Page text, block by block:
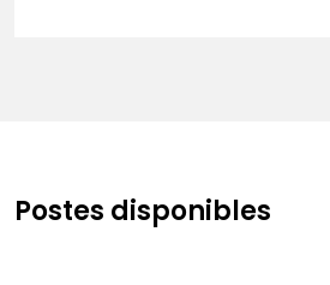
Postes disponibles